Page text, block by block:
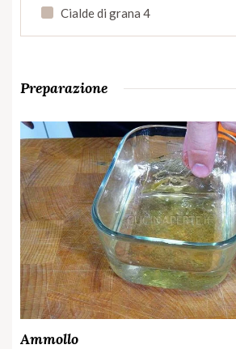
Cialde di grana 4
Preparazione
Ammollo